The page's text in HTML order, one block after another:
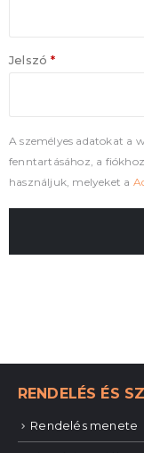
Jelszó*
A személyes adatokat a
fenntartásához, a fiókhoz
használjuk, melyeket a
RENDELÉS ÉS
Rendelés menete